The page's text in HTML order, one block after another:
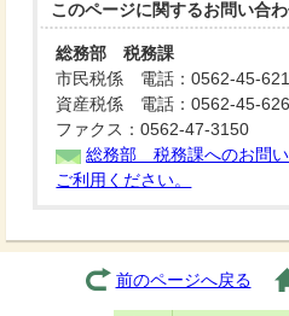
このページに関するお問い合
総務部 税務課
市民税係 電話：0562-45-
資産税係 電話：0562-45-
ファクス：0562-47-3150
総務部 税務課へのお問
ご利用ください。
前のページへ戻る